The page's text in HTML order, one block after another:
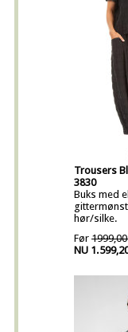
Trousers
3830
Buks med
hør/silke.
Før 1999,00
NU